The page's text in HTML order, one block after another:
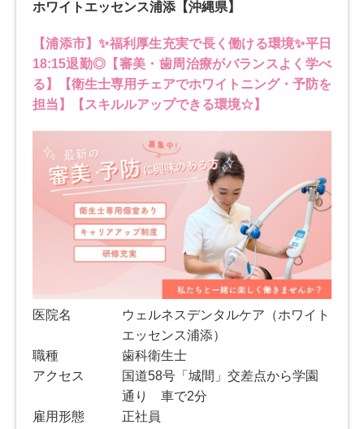
ホワイトエッセンス浦添【沖縄県】
【浦添市】✨福利厚生充実で長く働ける環境✨平日
18:15退勤◎【審美・歯周治療がバランスよく学べ
る】【衛生士専用チェアでホワイトニング・予防を
担当】【スキルルアップできる環境☆】
医院名
ウェルネスデンタルケア（ホワイト
エッセンス浦添）
職種
歯科衛生士
アクセス
国道58号「城間」交差点から学園
通り 車で2分
雇用形態
正社員